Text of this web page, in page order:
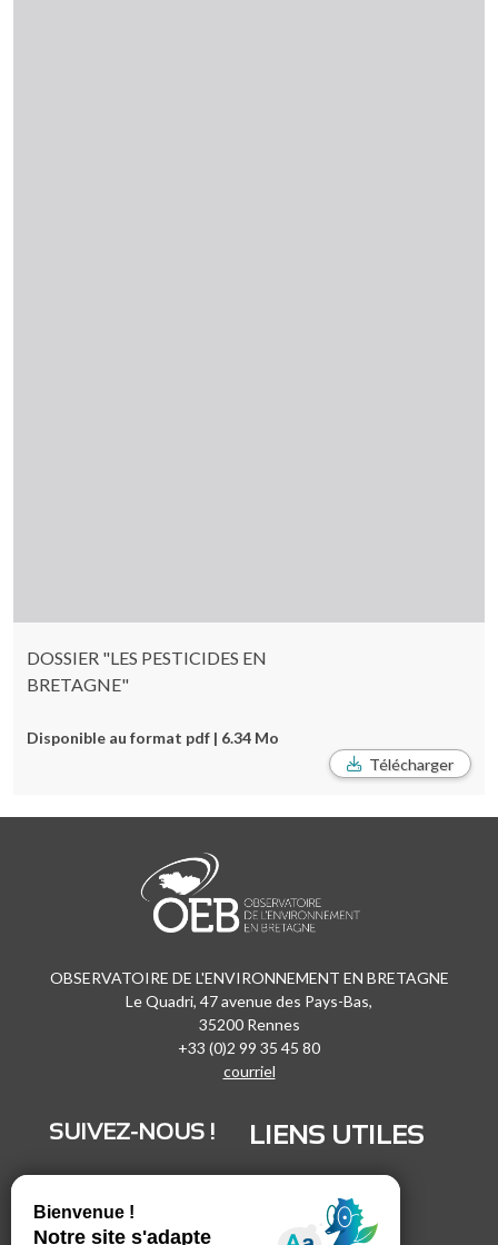
DOSSIER "LES PESTICIDES EN
BRETAGNE"
Disponible au format pdf | 6.34 Mo
Télécharger
OBSERVATOIRE DE L'ENVIRONNEMENT EN BRETAGNE
Le Quadri, 47 avenue des Pays-Bas,
35200 Rennes
+33 (0)2 99 35 45 80
courriel
SUIVEZ-NOUS !
Vimeo
Facebook
LIENS UTILES
Marchés publics
Espace presse